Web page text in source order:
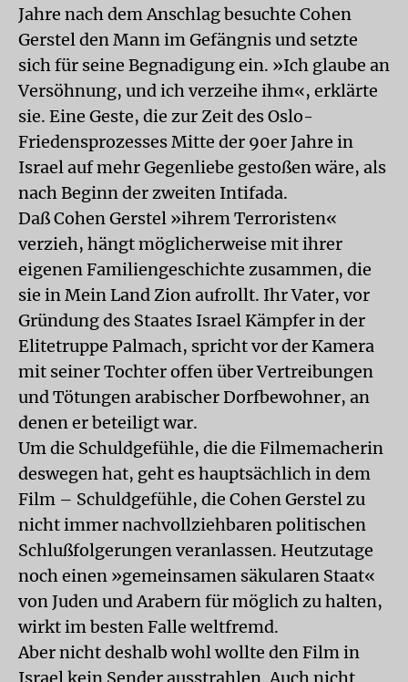
Jahre nach dem Anschlag besuchte Cohen
Gerstel den Mann im Gefängnis und setzte
sich für seine Begnadigung ein. »Ich glaube an
Versöhnung, und ich verzeihe ihm«, erklärte
sie. Eine Geste, die zur Zeit des Oslo-
Friedensprozesses Mitte der 90er Jahre in
Israel auf mehr Gegenliebe gestoßen wäre, als
nach Beginn der zweiten Intifada.
Daß Cohen Gerstel »ihrem Terroristen«
verzieh, hängt möglicherweise mit ihrer
eigenen Familiengeschichte zusammen, die
sie in Mein Land Zion aufrollt. Ihr Vater, vor
Gründung des Staates Israel Kämpfer in der
Elitetruppe Palmach, spricht vor der Kamera
mit seiner Tochter offen über Vertreibungen
und Tötungen arabischer Dorfbewohner, an
denen er beteiligt war.
Um die Schuldgefühle, die die Filmemacherin
deswegen hat, geht es hauptsächlich in dem
Film – Schuldgefühle, die Cohen Gerstel zu
nicht immer nachvollziehbaren politischen
Schlußfolgerungen veranlassen. Heutzutage
noch einen »gemeinsamen säkularen Staat«
von Juden und Arabern für möglich zu halten,
wirkt im besten Falle weltfremd.
Aber nicht deshalb wohl wollte den Film in